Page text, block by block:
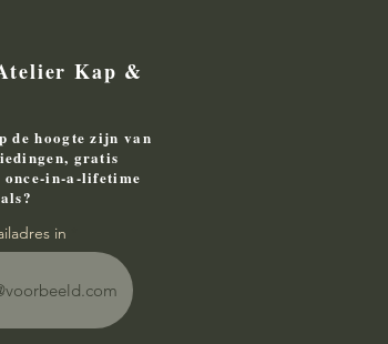
Kap &
de hoogte zijn van
gratis
once-in-a-lifetime
in